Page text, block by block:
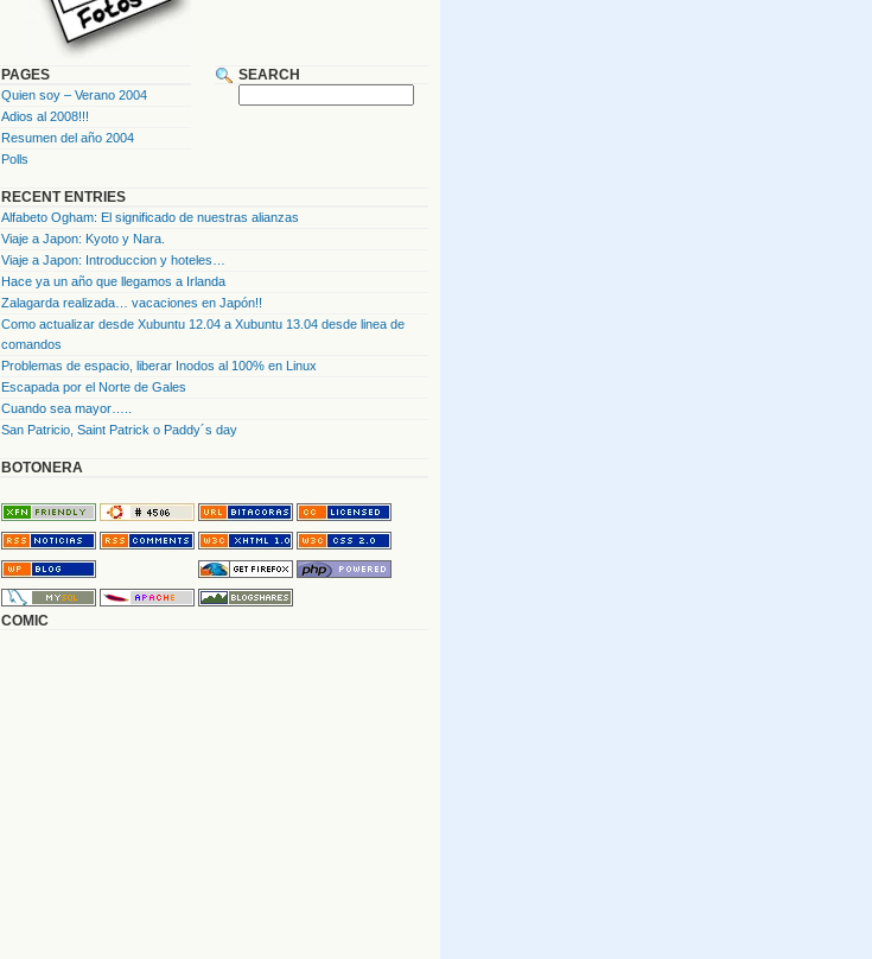
PAGES
Quien soy – Verano 2004
Adios al 2008!!!
Resumen del año 2004
Polls
SEARCH
RECENT ENTRIES
Alfabeto Ogham: El significado de nuestras alianzas
Viaje a Japon: Kyoto y Nara.
Viaje a Japon: Introduccion y hoteles…
Hace ya un año que llegamos a Irlanda
Zalagarda realizada… vacaciones en Japón!!
Como actualizar desde Xubuntu 12.04 a Xubuntu 13.04 desde linea de
comandos
Problemas de espacio, liberar Inodos al 100% en Linux
Escapada por el Norte de Gales
Cuando sea mayor…..
San Patricio, Saint Patrick o Paddy´s day
BOTONERA
COMIC